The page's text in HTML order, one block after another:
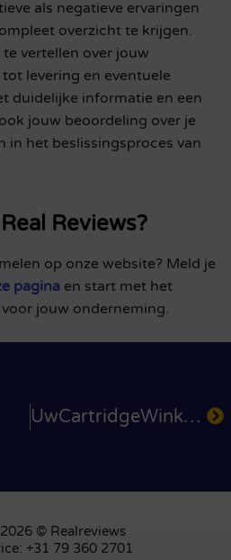
als negatieve ervaringen
overzicht te krijgen.
vertellen over jouw
levering en eventuele
duidelijke informatie en een
jouw beoordeling over je
in het beslissingsproces van
Reviews?
op onze website? Meld je
pagina en start met het
jouw onderneming.
UwCartridgeWinkel.nl
© Realreviews
+31 79 360 2701